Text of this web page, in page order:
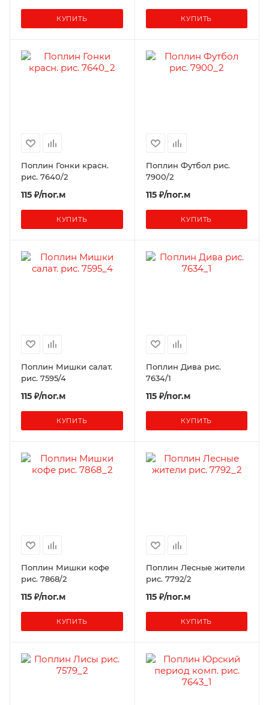
КУПИТЬ КУПИТЬ
Поплин Гонки красн.
рис. 7640/2
115 ₽/пог.м
КУПИТЬ
Поплин Футбол рис.
7900/2
115 ₽/пог.м
КУПИТЬ
Поплин Мишки салат.
рис. 7595/4
115 ₽/пог.м
КУПИТЬ
Поплин Дива рис.
7634/1
115 ₽/пог.м
КУПИТЬ
Поплин Мишки кофе
рис. 7868/2
115 ₽/пог.м
КУПИТЬ
Поплин Лесные жители
рис. 7792/2
115 ₽/пог.м
КУПИТЬ